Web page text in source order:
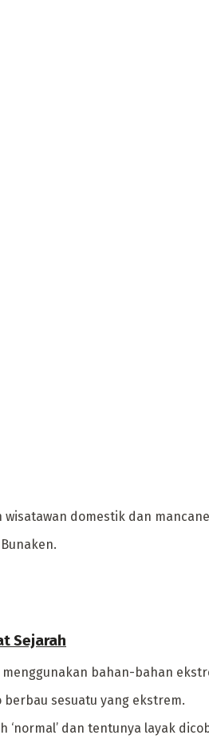
domestik dan
Sejarah
bahan-bahan
sesuatu yang ekstrem.
dan tentunya layak